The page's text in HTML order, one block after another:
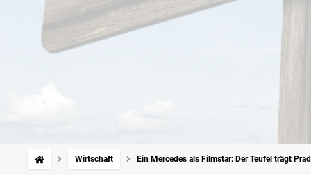
Wirtschaft Ein Mercedes als Filmstar: Der Teufel trägt